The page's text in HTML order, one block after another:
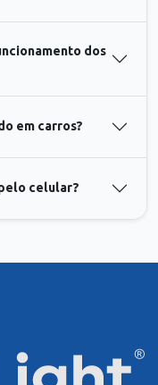
dos
em carros?
celular?